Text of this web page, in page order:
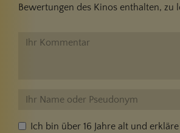
Bewertungen des Kinos enthalten, zu
Ich bin über 16 Jahre alt und